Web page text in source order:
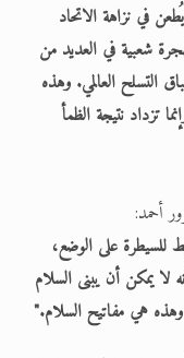
في نزاهة الاتحاد
شعبية في العديد من
التسلح العالمي. وهذه
تزداد نتيجة الظمأ
أحمد:
للسيطرة على الوضع،
لا يمكن أن يبنى السلام
هي مفاتيح السلام."